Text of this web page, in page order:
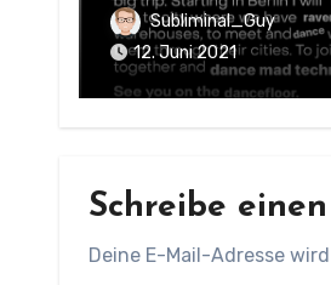
Subliminal_Guy
12. Juni 2021
Schreibe
Deine E-Mail-Adresse